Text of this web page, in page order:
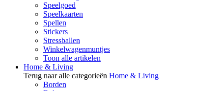
Speelgoed
Speelkaarten
Spellen
Stickers
Stressballen
Winkelwagenmuntjes
Toon alle artikelen
Home & Living
Terug naar alle categorieën Home & Living
Borden